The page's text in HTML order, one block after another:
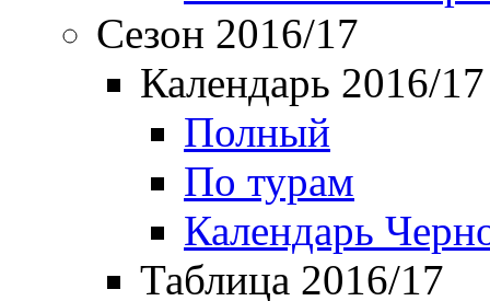
Сезон 2016/17
Календарь 2016/17
Полный
По турам
Календарь
Таблица 2016/17